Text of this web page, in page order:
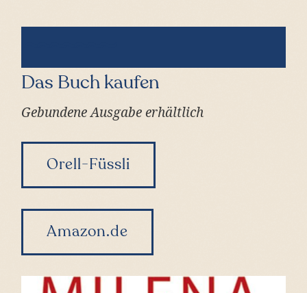
Das Buch kaufen
Gebundene Ausgabe erhältlich
Orell-Füssli
Amazon.de